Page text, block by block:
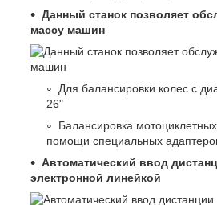
Данный станок позволяет
массу машин
Для балансировки колес с
26"
Балансировка
помощи специальных
Автоматический ввод
электронной линейкой